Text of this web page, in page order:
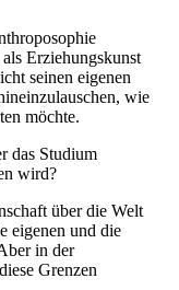
Erziehungskunst
seinen eigenen
wie
möchte.
das Studium
wird?
über die Welt
eigenen und die
in der
Grenzen